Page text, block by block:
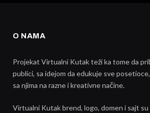
O NAMA
Projekat Virtualni Kutak teži ka tome da
publici, sa idejom da edukuje sve
sa njima na razne i kreativne načine.
Virtualni Kutak brend, logo, domen i sajt